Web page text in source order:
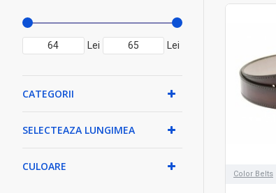
Lei Lei
CATEGORII
SELECTEAZA LUNGIMEA
CULOARE
Color Belts